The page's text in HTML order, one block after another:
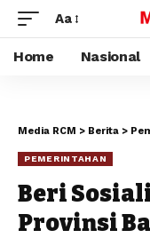
Aa
Home Nasional
Media RCM > Berita >
PEMERINTAHAN
Beri
Provinsi